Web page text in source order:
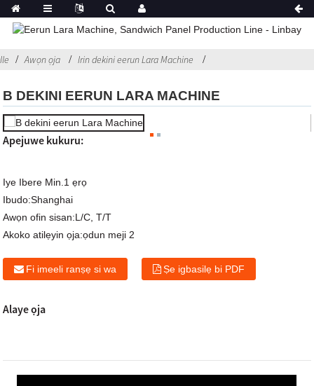
Ile Awọn ọja Irin dekini eerun Lara Machine
B DEKINI EERUN LARA MACHINE
Apejuwe kukuru:
Iye Ibere Min. 1 ẹrọ
Ibudo:Shanghai
Awọn ofin sisan:L/C, T/T
Akoko atilẹyin ọja:ọdun meji 2
Fi imeeli ranṣẹ si wa Ṣe igbasilẹ bi PDF
Alaye ọja